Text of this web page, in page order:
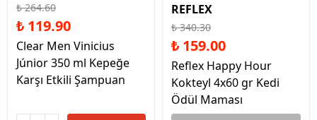
₺ 264.60
₺ 119.90
Clear Men Vinicius
Júnior 350 ml Kepeğe
Karşı Etkili Şampuan
REFLEX
₺ 340.30
₺ 159.00
Reflex Happy Hour
Kokteyl 4x60 gr Kedi
Ödül Maması